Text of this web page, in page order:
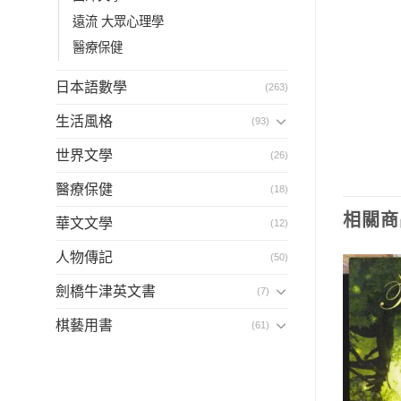
遠流 大眾心理學
醫療保健
日本語數學 (263)
生活風格 (93)
世界文學 (26)
醫療保健 (18)
華文文學 (12)
人物傳記 (50)
劍橋牛津英文書 (7)
棋藝用書 (61)
相關